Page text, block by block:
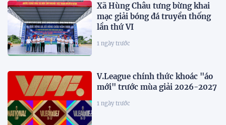
Xã Hùng Châu tưng bừng khai
mạc giải bóng đá truyền thống
lần thứ VI
1 ngày trước
V.League chính thức khoác "áo
mới" trước mùa giải 2026-2027
1 ngày trước